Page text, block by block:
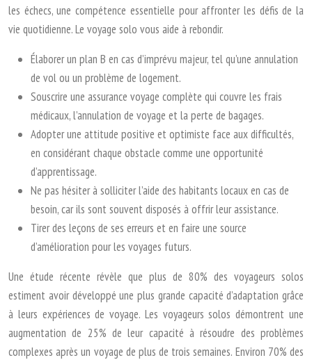
les échecs, une compétence essentielle pour affronter les défis de la
vie quotidienne. Le voyage solo vous aide à rebondir.
Élaborer un plan B en cas d’imprévu majeur, tel qu’une annulation
de vol ou un problème de logement.
Souscrire une assurance voyage complète qui couvre les frais
médicaux, l’annulation de voyage et la perte de bagages.
Adopter une attitude positive et optimiste face aux difficultés,
en considérant chaque obstacle comme une opportunité
d’apprentissage.
Ne pas hésiter à solliciter l’aide des habitants locaux en cas de
besoin, car ils sont souvent disposés à offrir leur assistance.
Tirer des leçons de ses erreurs et en faire une source
d’amélioration pour les voyages futurs.
Une étude récente révèle que plus de 80% des voyageurs solos
estiment avoir développé une plus grande capacité d’adaptation grâce
à leurs expériences de voyage. Les voyageurs solos démontrent une
augmentation de 25% de leur capacité à résoudre des problèmes
complexes après un voyage de plus de trois semaines. Environ 70% des